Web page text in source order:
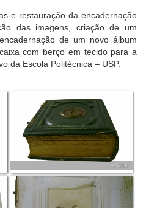
e restauração da encadernação
das imagens, criação de um
de um novo álbum
com berço em tecido para a
da Escola Politécnica – USP.